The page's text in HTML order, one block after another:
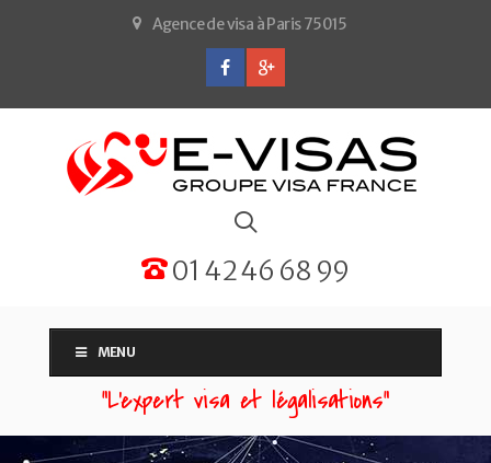
Agence de visa à Paris 75015
01 42 46 68 99
MENU
“L'expert visa et légalisations”